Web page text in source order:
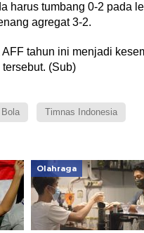
harus tumbang 0-2 pada
agregat 3-2.
tahun ini menjadi
(Sub)
Timnas Indonesia
Olahraga